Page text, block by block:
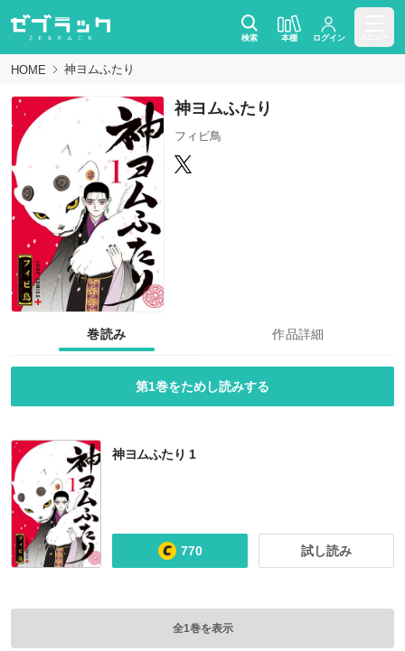
検索 本棚 ログイン
HOME 神ヨムふたり
神ヨムふたり
フィビ鳥
巻読み 作品詳細
第1巻をためし読みする
神ヨムふたり 1
770 試し読み
全1巻を表示